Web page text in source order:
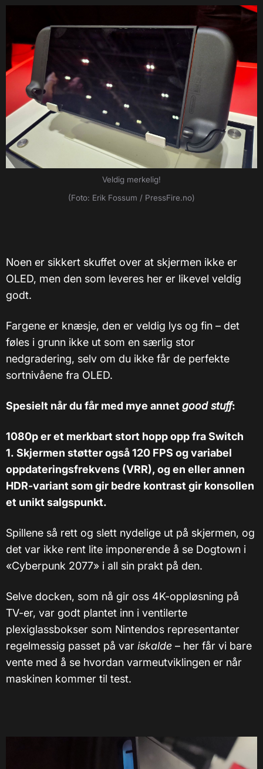
Veldig merkelig!
(Foto: Erik Fossum / PressFire.no)
Noen er sikkert skuffet over at skjermen ikke er
OLED, men den som leveres her er likevel veldig
godt.
Fargene er knæsje, den er veldig lys og fin – det
føles i grunn ikke ut som en særlig stor
nedgradering, selv om du ikke får de perfekte
sortnivåene fra OLED.
Spesielt når du får med mye annet good stuff:
1080p er et merkbart stort hopp opp fra Switch
1. Skjermen støtter også 120 FPS og variabel
oppdateringsfrekvens (VRR), og en eller annen
HDR-variant som gir bedre kontrast gir konsollen
et unikt salgspunkt.
Spillene så rett og slett nydelige ut på skjermen, og
det var ikke rent lite imponerende å se Dogtown i
«Cyberpunk 2077» i all sin prakt på den.
Selve docken, som nå gir oss 4K-oppløsning på
TV-er, var godt plantet inn i ventilerte
plexiglassbokser som Nintendos representanter
regelmessig passet på var iskalde – her får vi bare
vente med å se hvordan varmeutviklingen er når
maskinen kommer til test.